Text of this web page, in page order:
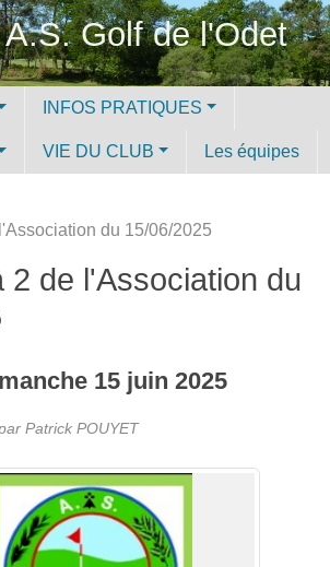
A.S. Golf de l'Odet
INFOS PRATIQUES
VIE DU CLUB Les équipes
du 15/06/2025
2 de l'Association du
15 juin 2025
Patrick POUYET
cookies